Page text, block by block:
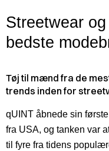
Streetwear
bedste
Tøj til mænd fra de
trends inden for
qUINT åbnede sin
fra USA, og tanken var
til fyre fra tidens